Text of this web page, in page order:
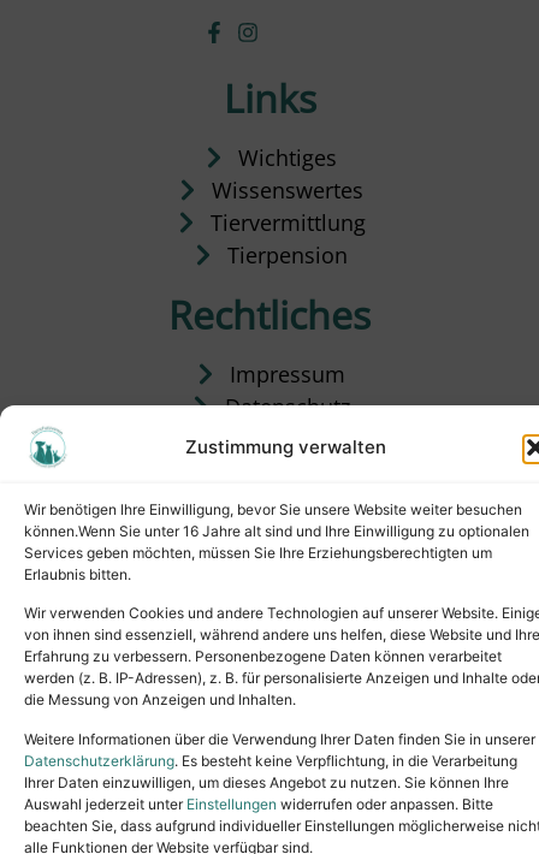
Zustimmung verwalten
Wir benötigen Ihre Einwilligung, bevor Sie unsere Website weiter besuchen
können.Wenn Sie unter 16 Jahre alt sind und Ihre Einwilligung zu optionalen
Services geben möchten, müssen Sie Ihre Erziehungsberechtigten um
Erlaubnis bitten.
Wir verwenden Cookies und andere Technologien auf unserer Website.
von ihnen sind essenziell, während andere uns helfen, diese Website und Ihre
Erfahrung zu verbessern. Personenbezogene Daten können verarbeitet
werden (z. B. IP-Adressen), z. B. für personalisierte Anzeigen und Inhalte
die Messung von Anzeigen und Inhalten.
Weitere Informationen über die Verwendung Ihrer Daten finden Sie in unserer
Datenschutzerklärung. Es besteht keine Verpflichtung, in die Verarbeitung
Ihrer Daten einzuwilligen, um dieses Angebot zu nutzen. Sie können Ihre
Auswahl jederzeit unter Einstellungen widerrufen oder anpassen. Bitte
beachten Sie, dass aufgrund individueller Einstellungen möglicherweise
alle Funktionen der Website verfügbar sind.
Links
Wichtiges
Wissenswertes
Tiervermittlung
Tierpension
Rechtliches
Impressum
Datenschutz
Satzung
Copyright © 2024. All rights reserved.
Tel.: (02631) 55356buero@tierheim-neuwied.de
Ludwigshof 1, 56567 Neuwied